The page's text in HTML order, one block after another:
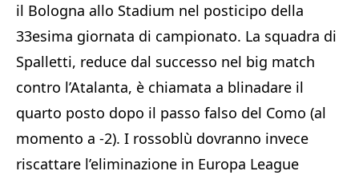
il Bologna allo Stadium nel posticipo della
33esima giornata di campionato. La squadra di
Spalletti, reduce dal successo nel big match
contro l’Atalanta, è chiamata a blinadare il
quarto posto dopo il passo falso del Como (al
momento a -2). I rossoblù dovranno invece
riscattare l’eliminazione in Europa League